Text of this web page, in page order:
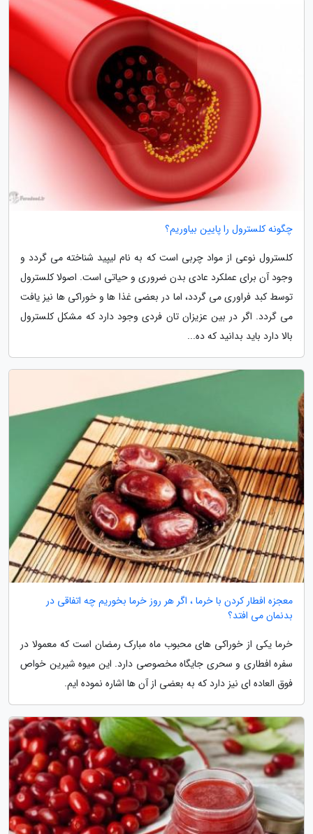
چگونه کلسترول را پایین بیاوریم؟
کلسترول نوعی از مواد چربی است که به نام لیپید شناخته می گردد و
وجود آن برای عملکرد عادی بدن ضروری و حیاتی است. اصولا کلسترول
توسط کبد فراوری می گردد، اما در بعضی غذا ها و خوراکی ها نیز یافت
می گردد. اگر در بین عزیزان تان فردی وجود دارد که مشکل کلسترول
بالا دارد باید بدانید که ده...
معجزه افطار کردن با خرما ، اگر هر روز خرما بخوریم چه اتفاقی در
بدنمان می افتد؟
خرما یکی از خوراکی های محبوب ماه مبارک رمضان است که معمولا در
سفره افطاری و سحری جایگاه مخصوصی دارد. این میوه شیرین خواص
فوق العاده ای نیز دارد که به بعضی از آن ها اشاره نموده ایم.